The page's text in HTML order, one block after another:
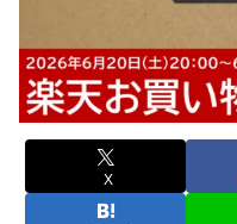
X